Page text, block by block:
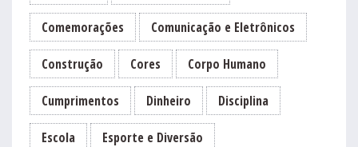
Comemorações Comunicação e Eletrônicos
Construção Cores Corpo Humano
Cumprimentos Dinheiro Disciplina
Escola Esporte e Diversão